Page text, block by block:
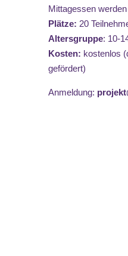
Mittagessen
Plätze: 20
Altersgruppe: 10-
Kosten: kostenlos
gefördert)
Anmeldung: